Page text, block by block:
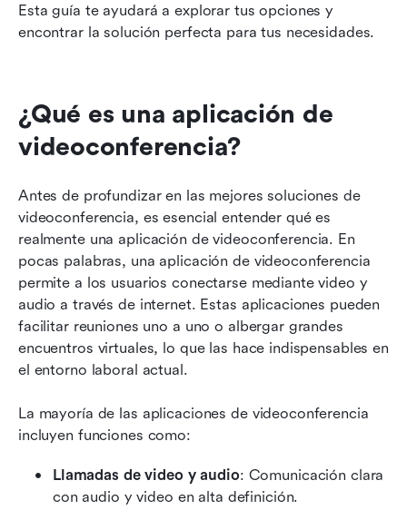
Esta guía te ayudará a explorar tus opciones y
encontrar la solución perfecta para tus necesidades.
¿Qué es una aplicación de
videoconferencia?
Antes de profundizar en las mejores soluciones de
videoconferencia, es esencial entender qué es
realmente una aplicación de videoconferencia. En
pocas palabras, una aplicación de videoconferencia
permite a los usuarios conectarse mediante video y
audio a través de internet. Estas aplicaciones pueden
facilitar reuniones uno a uno o albergar grandes
encuentros virtuales, lo que las hace indispensables en
el entorno laboral actual.
La mayoría de las aplicaciones de videoconferencia
incluyen funciones como:
Llamadas de video y audio: Comunicación clara
con audio y video en alta definición.